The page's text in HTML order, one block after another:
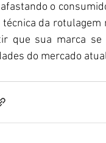
o
técnica da
que sua marca se
do mercado